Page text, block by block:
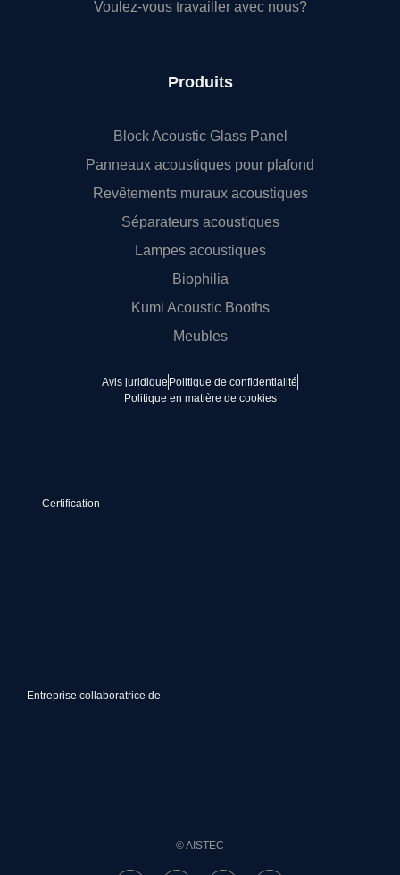
Voulez-vous travailler avec nous?
Produits
Block Acoustic Glass Panel
Panneaux acoustiques pour plafond
Revêtements muraux acoustiques
Séparateurs acoustiques
Lampes acoustiques
Biophilia
Kumi Acoustic Booths
Meubles
© AISTEC
Entreprise collaboratrice de
Avis juridique Politique de confidentialité
Politique en matière de cookies
Certification